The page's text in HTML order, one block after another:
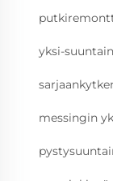
yksi-
messingin